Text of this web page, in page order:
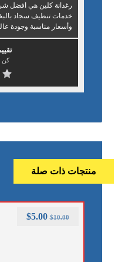
رغدانة كلين هي افضل
خدمات تنظيف سجاد
وأسعار مناسبة وجودة
كن
منتجات ذات صلة
$10.00
$5.00